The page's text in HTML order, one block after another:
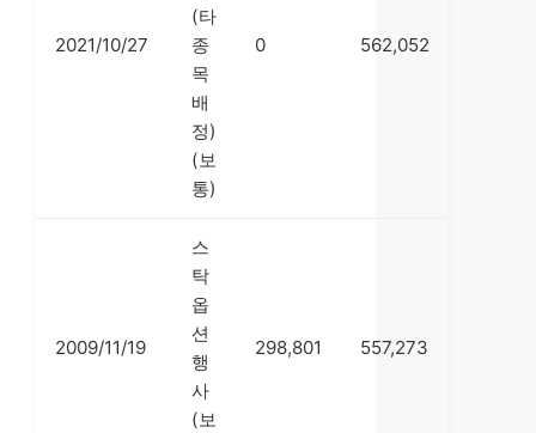
2021/10/27
(타
종
목
배
정)
(보
통)
0 562,052
2009/11/19
스
탁
옵
션
행
사
(보
298,801 557,273